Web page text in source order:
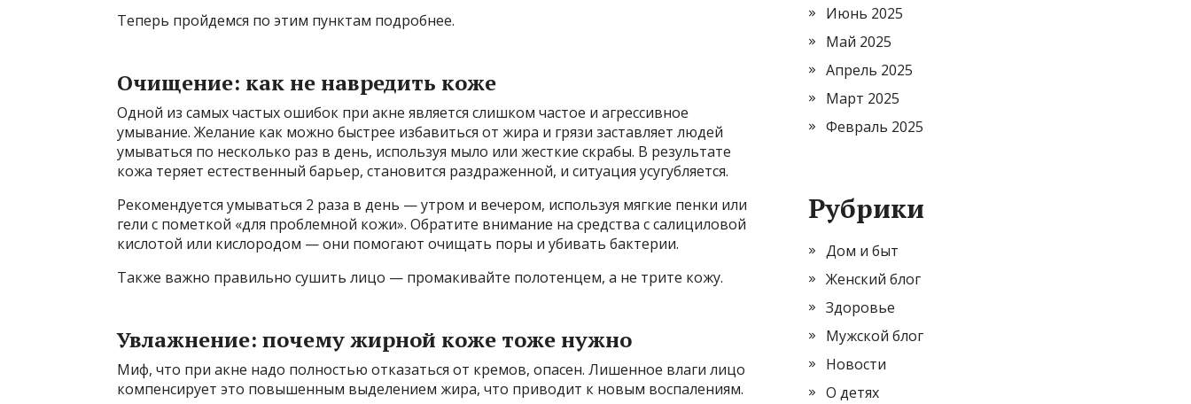
Теперь пройдемся по этим пунктам подробнее.
Очищение: как не навредить коже
Одной из самых частых ошибок при акне является слишком частое и агрессивное
умывание. Желание как можно быстрее избавиться от жира и грязи заставляет людей
умываться по несколько раз в день, используя мыло или жесткие скрабы. В результате
кожа теряет естественный барьер, становится раздраженной, и ситуация усугубляется.
Рекомендуется умываться 2 раза в день — утром и вечером, используя мягкие пенки или
гели с пометкой «для проблемной кожи». Обратите внимание на средства с салициловой
кислотой или кислородом — они помогают очищать поры и убивать бактерии.
Также важно правильно сушить лицо — промакивайте полотенцем, а не трите кожу.
Увлажнение: почему жирной коже тоже нужно
Миф, что при акне надо полностью отказаться от кремов, опасен. Лишенное влаги лицо
компенсирует это повышенным выделением жира, что приводит к новым воспалениям.
Июнь 2025
Май 2025
Апрель 2025
Март 2025
Февраль 2025
Рубрики
Дом и быт
Женский блог
Здоровье
Мужской блог
Новости
О детях